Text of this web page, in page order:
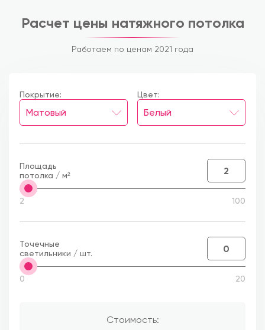
Расчет цены натяжного потолка
Работаем по ценам 2021 года
Покрытие: Цвет:
Площадь
потолка / м²
2 100
Точечные
светильники / шт.
0 20
Стоимость: